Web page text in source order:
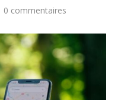
0 commentaires